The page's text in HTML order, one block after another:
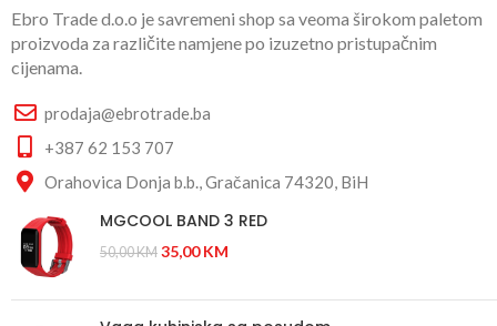
Ebro Trade d.o.o je savremeni shop sa veoma širokom paletom
proizvoda za različite namjene po izuzetno pristupačnim
cijenama.
prodaja@ebrotrade.ba
+387 62 153 707
Orahovica Donja b.b., Gračanica 74320, BiH
MGCOOL BAND 3 RED
50,00KM 35,00KM